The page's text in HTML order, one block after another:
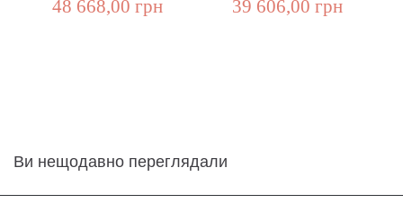
48 668,00 грн 39 606,00 грн
Ви нещодавно переглядали